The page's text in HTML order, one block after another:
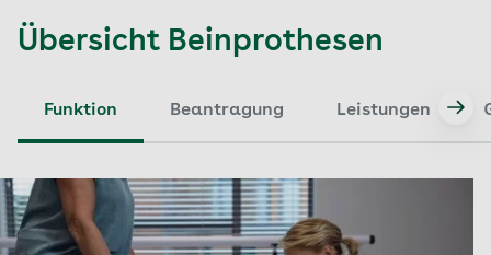
Übersicht Beinprothesen
Funktion Beantragung Leistungen